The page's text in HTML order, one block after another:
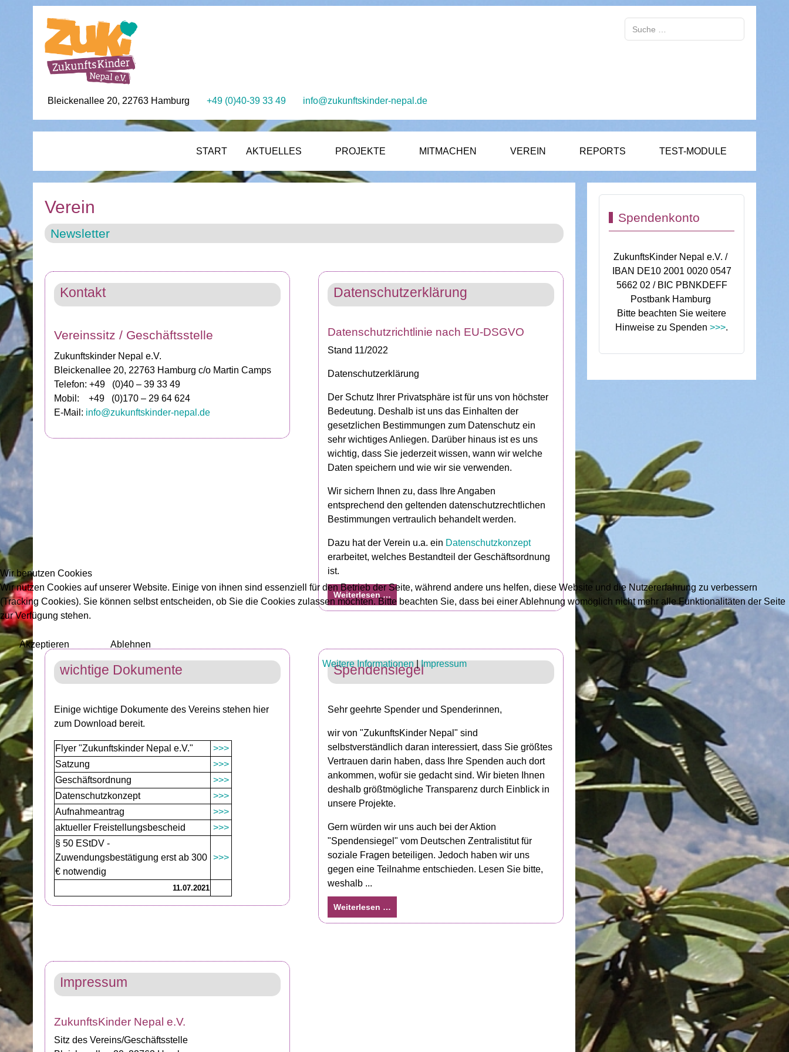
Bleickenallee 20, 22763 Hamburg +49 (0)40-39 33 49 info@zukunftskinder-nepal.de
START AKTUELLES PROJEKTE MITMACHEN VEREIN REPORTS TEST-MODULE
Verein
Newsletter
Kontakt
Vereinssitz / Geschäftsstelle
Zukunftskinder Nepal e.V.
Bleickenallee 20, 22763 Hamburg c/o Martin Camps
Telefon: +49 (0)40 – 39 33 49
Mobil: +49 (0)170 – 29 64 624
E-Mail: info@zukunftskinder-nepal.de
Datenschutzerklärung
Datenschutzrichtlinie nach EU-DSGVO
Stand 11/2022
Datenschutzerklärung
Der Schutz Ihrer Privatsphäre ist für uns von höchster
Bedeutung. Deshalb ist uns das Einhalten der
gesetzlichen Bestimmungen zum Datenschutz ein
sehr wichtiges Anliegen. Darüber hinaus ist es uns
wichtig, dass Sie jederzeit wissen, wann wir welche
Daten speichern und wie wir sie verwenden.
Wir sichern Ihnen zu, dass Ihre Angaben
entsprechend den geltenden datenschutzrechtlichen
Bestimmungen vertraulich behandelt werden.
Dazu hat der Verein u.a. ein Datenschutzkonzept
erarbeitet, welches Bestandteil der Geschäftsordnung
ist.
Weiterlesen …
wichtige Dokumente
Einige wichtige Dokumente des Vereins stehen hier
zum Download bereit.
Flyer "Zukunftskinder Nepal e.V."
>>>
Satzung
>>>
Geschäftsordnung
>>>
Datenschutzkonzept
>>>
Aufnahmeantrag
>>>
aktueller Freistellungsbescheid
>>>
§ 50 EStDV -
Zuwendungsbestätigung erst ab 300
€ notwendig
>>>
11.07.2021
Spendensiegel
Sehr geehrte Spender und Spenderinnen,
wir von "ZukunftsKinder Nepal" sind
selbstverständlich daran interessiert, dass Sie größtes
Vertrauen darin haben, dass Ihre Spenden auch dort
ankommen, wofür sie gedacht sind. Wir bieten Ihnen
deshalb größtmögliche Transparenz durch Einblick in
unsere Projekte.
Gern würden wir uns auch bei der Aktion
"Spendensiegel" vom Deutschen Zentralistitut für
soziale Fragen beteiligen. Jedoch haben wir uns
gegen eine Teilnahme entschieden. Lesen Sie bitte,
weshalb ...
Weiterlesen …
Impressum
ZukunftsKinder Nepal e.V.
Sitz des Vereins/Geschäftsstelle
Spendenkonto
ZukunftsKinder Nepal e.V. /
IBAN DE10 2001 0020 0547
5662 02 / BIC PBNKDEFF
Postbank Hamburg
Bitte beachten Sie weitere
Hinweise zu Spenden >>>.
Wir benutzen Cookies
Wir nutzen Cookies auf unserer Website. Einige von ihnen sind essenziell für den Betrieb der Seite, während andere uns helfen, diese Website und die Nutzererfahrung zu verbessern
(Tracking Cookies). Sie können selbst entscheiden, ob Sie die Cookies zulassen möchten. Bitte beachten Sie, dass bei einer Ablehnung womöglich nicht mehr alle Funktionalitäten der Seite
zur Verfügung stehen.
Akzeptieren
Ablehnen
Weitere Informationen|Impressum